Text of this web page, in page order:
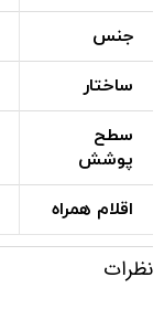
جنس
ساختار
سطح
پوشش
اقلام همراه
نظرات